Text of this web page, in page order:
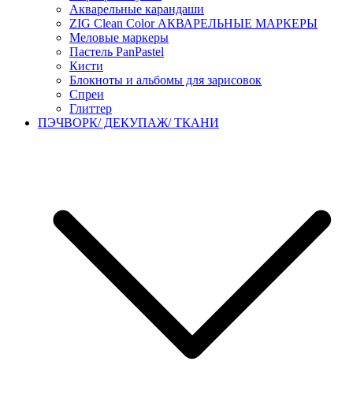
Акварельные карандаши
ZIG Clean Color АКВАРЕЛЬНЫЕ МАРКЕРЫ
Меловые маркеры
Пастель PanPastel
Кисти
Блокноты и альбомы для зарисовок
Спреи
Глиттер
ПЭЧВОРК/ ДЕКУПАЖ/ ТКАНИ